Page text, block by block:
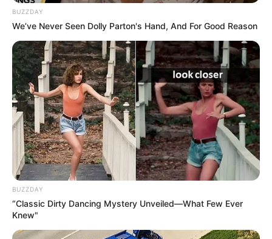
BUZZDAY
We’ve Never Seen Dolly Parton's Hand, And For Good Reason
BUZZDAY
“Classic Dirty Dancing Mystery Unveiled—What Few Ever
Knew"